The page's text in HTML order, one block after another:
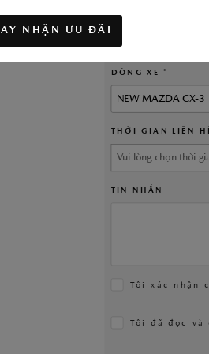
DÒNG XE *
NEW MAZDA CX-3
THỜI GIAN LIÊN
TIN NHẮN
Tôi xác nhận
Tôi đã đọc và
NHẬN ƯU ĐÃI